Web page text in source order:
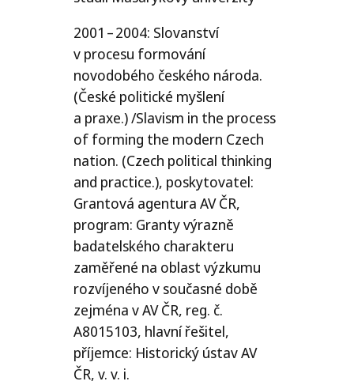
2001 – 2004: Slovanství
v procesu formování
novodobého českého národa.
(České politické myšlení
a praxe.) /​Slavism in the process
of forming the modern Czech
nation. (Czech political thinking
and practice.), poskytovatel:
Grantová agenturaAVČR,
program: Granty výrazně
badatelského charakteru
zaměřené na oblast výzkumu
rozvíjeného v současné době
zejména vAVČR, reg. č.
A8015103, hlavní řešitel,
příjemce: Historický ústavAV
ČR, v. v. i.